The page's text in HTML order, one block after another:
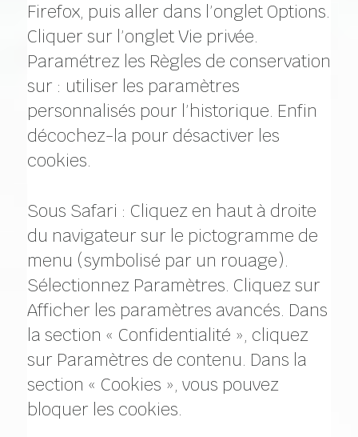
Firefox, puis aller dans l’onglet Options.
Cliquer sur l’onglet Vie privée.
Paramétrez les Règles de conservation
sur : utiliser les paramètres
personnalisés pour l’historique. Enfin
décochez-la pour désactiver les
cookies.
Sous Safari : Cliquez en haut à droite
du navigateur sur le pictogramme de
menu (symbolisé par un rouage).
Sélectionnez Paramètres. Cliquez sur
Afficher les paramètres avancés. Dans
la section « Confidentialité », cliquez
sur Paramètres de contenu. Dans la
section « Cookies », vous pouvez
bloquer les cookies.